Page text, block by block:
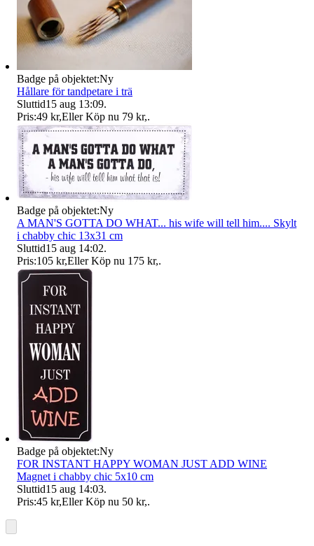
Badge på objektet:Ny
Hållare för tandpetare i trä
Sluttid15 aug 13:09.
Pris:49 kr,Eller Köp nu 79 kr,.
Badge på objektet:Ny
A MAN'S GOTTA DO WHAT... his wife will tell him.... Skylt
i chabby chic 13x31 cm
Sluttid15 aug 14:02.
Pris:105 kr,Eller Köp nu 175 kr,.
Badge på objektet:Ny
FOR INSTANT HAPPY WOMAN JUST ADD WINE
Magnet i chabby chic 5x10 cm
Sluttid15 aug 14:03.
Pris:45 kr,Eller Köp nu 50 kr,.